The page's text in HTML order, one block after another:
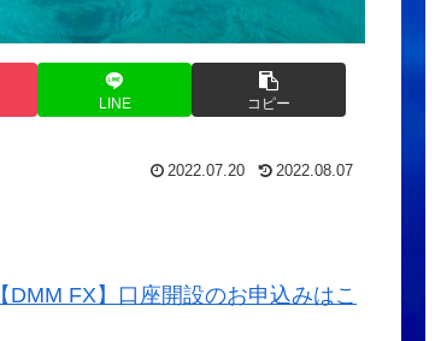
LINE コピー
2022.07.20 2022.08.07
【DMM FX】口座開設のお申込みはこ